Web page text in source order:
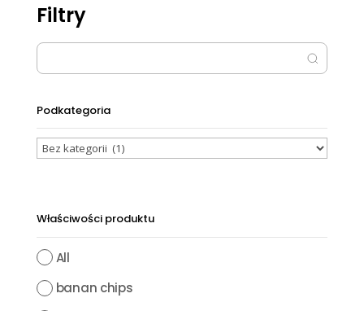
Filtry
Podkategoria
Właściwości produktu
All
banan chips
16,19 zł.